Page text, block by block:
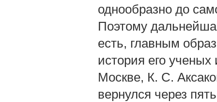
однообразно до
Поэтому
есть, главным
история его
Москве, К. С.
вернулся через